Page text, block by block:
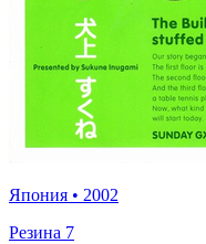
Япония • 2002
Резина 7